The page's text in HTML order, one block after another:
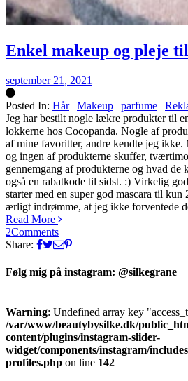
Enkel makeup og pleje
september 21, 2021
Posted In: Hår| Makeup | parfume |
Silke
Jeg har bestilt nogle lækre produkter til
lokkerne hos Cocopanda. Nogle af
af mine favoritter, andre kendte jeg ikke.
og ingen af produkterne skuffer,
gennemgang af produkterne og hvad de
også en rabatkode til sidst. :) Virkelig
starter med en super god mascara til kun
ærligt indrømme, at jeg ikke forventede
Read More
2Comments
Share:
Følg mig på instagram: @silkegrane
Warning: Undefined array key
/var/www/beautybysilke.dk/
content/plugins/instagram-slider-
widget/components/instagram/
profiles.php on line 142